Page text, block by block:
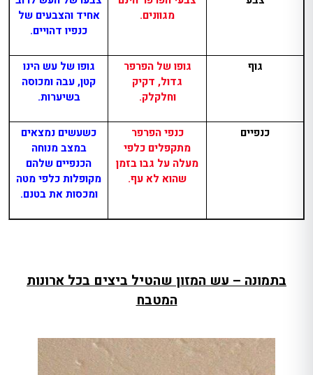
מגוונים.
אחיד והצבעים של
כנפיו דהויים.
גוף
גופו של הפרפר
גדול, דקיק
וחלקלק.
גופו של עש הינו
קטן, עבה ומכוסה
בשיערות.
כנפיים
כנפי הפרפר
מתקפלים כלפי
מעלה על גבו בזמן
שהוא לא עף.
כשעשים נמצאים
במצב מנוחה
הכנפיים שלהם
מקופלות כלפי מטה
ומכסות את בטנם.
בתמונה – עש המזון שהטיל ביצים בכל ארונות
המטבח